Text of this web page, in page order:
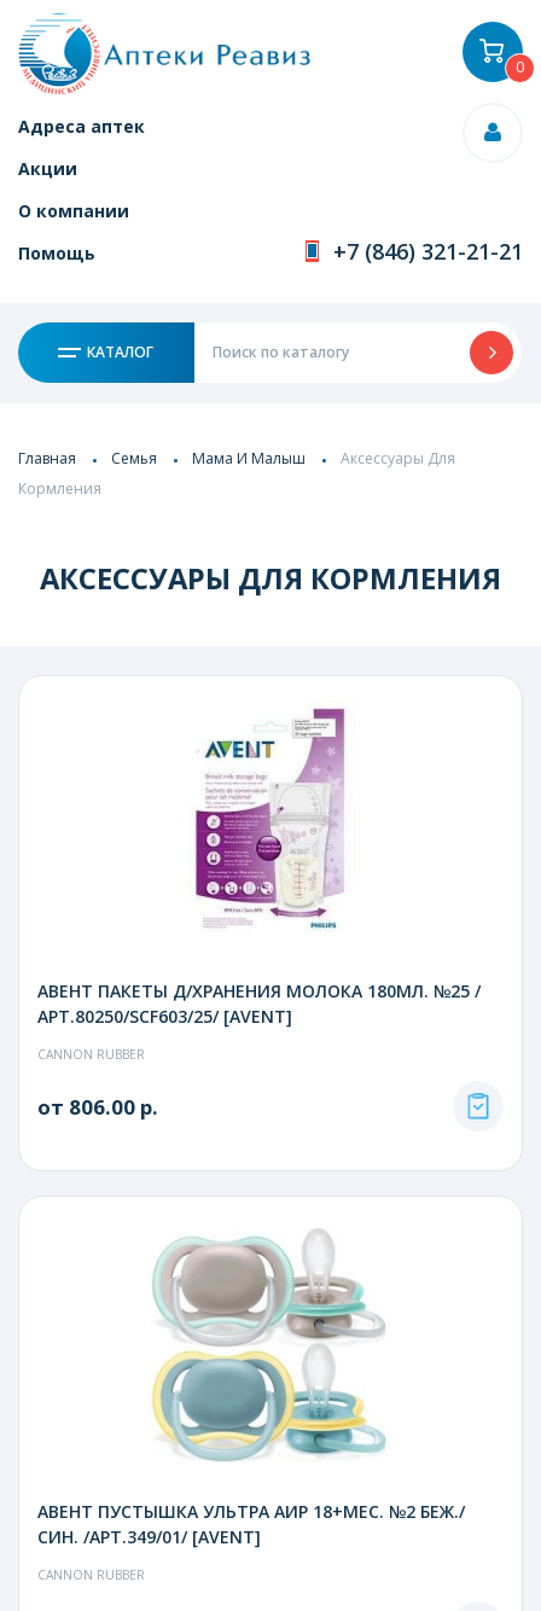
Адреса аптек
Акции
О компании
Помощь
+7 (846) 321-21-21
КАТАЛОГ
0
Главная Семья Мама И Малыш
Аксессуары Для
Кормления
АКСЕССУАРЫ ДЛЯ КОРМЛЕНИЯ
АВЕНТ ПАКЕТЫ Д/ХРАНЕНИЯ МОЛОКА 180МЛ. №25 /
АРТ.80250/SCF603/25/ [AVENT]
CANNON RUBBER
от 806.00 р.
АВЕНТ ПУСТЫШКА УЛЬТРА АИР 18+МЕС. №2 БЕЖ./
СИН. /АРТ.349/01/ [AVENT]
CANNON RUBBER